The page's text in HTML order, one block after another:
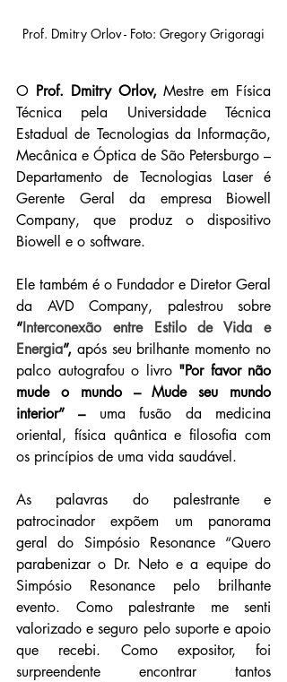
Prof. Dmitry Orlov - Foto: Gregory Grigoragi
O Prof. Dmitry Orlov, Mestre em Física
Técnica pela Universidade Técnica
Estadual de Tecnologias da Informação,
Mecânica e Óptica de São Petersburgo –
Departamento de Tecnologias Laser é
Gerente Geral da empresa Biowell
Company, que produz o dispositivo
Biowell e o software.
Ele também é o Fundador e Diretor Geral
da AVD Company, palestrou sobre
“Interconexão entre Estilo de Vida e
Energia”, após seu brilhante momento no
palco autografou o livro "Por favor não
mude o mundo – Mude seu mundo
interior” – uma fusão da medicina
oriental, física quântica e filosofia com
os princípios de uma vida saudável.
As palavras do palestrante e
patrocinador expõem um panorama
geral do Simpósio Resonance “Quero
parabenizar o Dr. Neto e a equipe do
Simpósio Resonance pelo brilhante
evento. Como palestrante me senti
valorizado e seguro pelo suporte e apoio
que recebi. Como expositor, foi
surpreendente encontrar tantos